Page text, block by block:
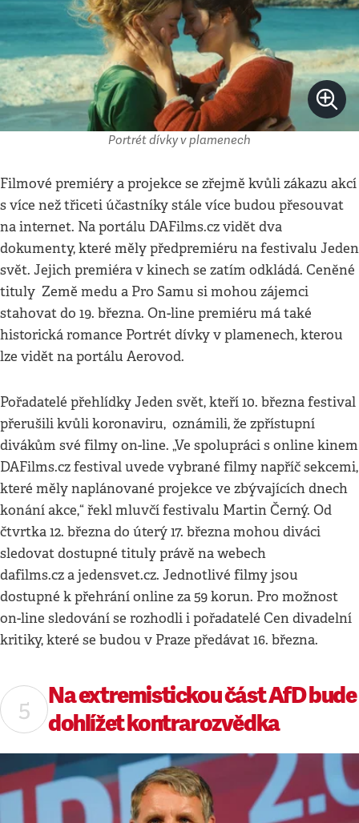
Portrét dívky v plamenech
Filmové premiéry a projekce se zřejmě kvůli zákazu akcí
s více než třiceti účastníky stále více budou přesouvat
na internet. Na portálu DAFilms.cz vidět dva
dokumenty, které měly předpremiéru na festivalu Jeden
svět. Jejich premiéra v kinech se zatím odkládá. Ceněné
tituly Země medu a Pro Samu si mohou zájemci
stahovat do 19. března. On-line premiéru má také
historická romance Portrét dívky v plamenech, kterou
lze vidět na portálu Aerovod.
Pořadatelé přehlídky Jeden svět, kteří 10. března festival
přerušili kvůli koronaviru, oznámili, že zpřístupní
divákům své filmy on-line. „Ve spolupráci s online kinem
DAFilms.cz festival uvede vybrané filmy napříč sekcemi,
které měly naplánované projekce ve zbývajících dnech
konání akce,“ řekl mluvčí festivalu Martin Černý. Od
čtvrtka 12. března do úterý 17. března mohou diváci
sledovat dostupné tituly právě na webech
dafilms.cz a jedensvet.cz. Jednotlivé filmy jsou
dostupné k přehrání online za 59 korun. Pro možnost
on-line sledování se rozhodli i pořadatelé Cen divadelní
kritiky, které se budou v Praze předávat 16. března.
Na extremistickou část AfD bude
dohlížet kontrarozvědka